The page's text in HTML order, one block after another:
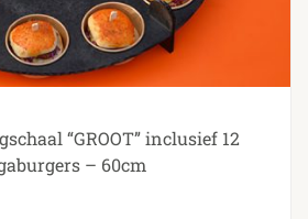
“GROOT” inclusief 12
– 60cm